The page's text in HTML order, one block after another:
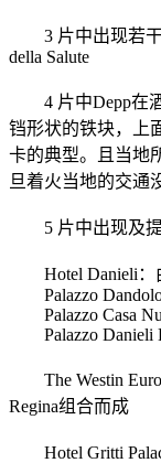
3 片中出现若干
della Salute
4 片中Depp在酒
铛形状的铁块，上
卡的典型。且当地
旦着火当地的交通
5 片中出现及提
Hotel Danieli：
Palazzo
Palazzo Casa
Palazzo Danieli
The Westin
Regina组合而成
Hotel Gritti